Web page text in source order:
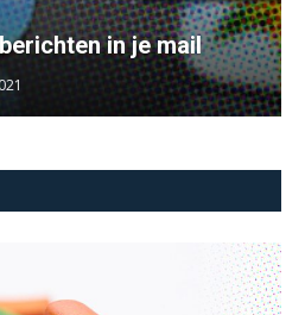
in je mail